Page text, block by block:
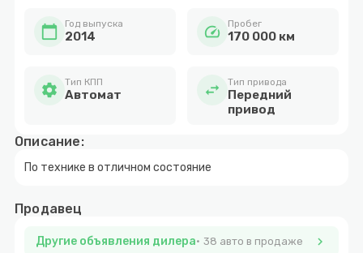
calendar_today Год выпуска
2014 speed Пробег
170 000 км
settings Тип КПП
Автомат swap_horiz Тип привода
Передний
привод
Описание:
По технике в отличном состояние
Продавец
Другие объявления дилера 38 авто в продаже chevron_right